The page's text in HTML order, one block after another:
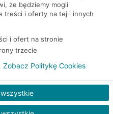
Wszelkie prawa zastrzeżone
że będziemy mogli
treści i oferty na tej i innych
i ofert na stronie
trzecie
Zobacz Politykę Cookies